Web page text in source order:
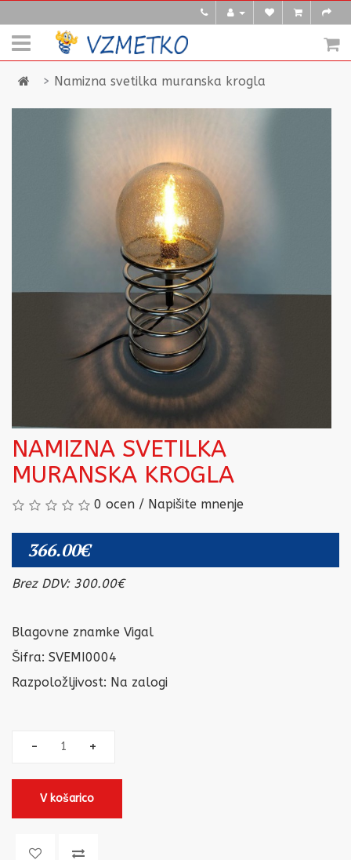
Namizna svetilka muranska krogla
NAMIZNA SVETILKA
MURANSKA KROGLA
0 ocen / Napišite mnenje
366.00€
Brez DDV: 300.00€
Blagovne znamke Vigal
Šifra: SVEMI0004
Razpoložljivost: Na zalogi
V košarico